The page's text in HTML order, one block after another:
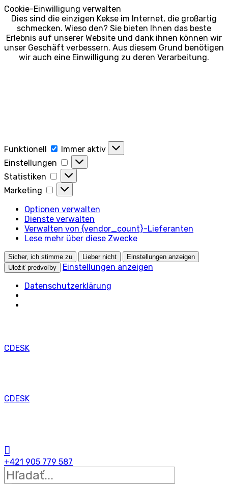
Cookie-Einwilligung verwalten
Dies sind die einzigen Kekse im Internet, die großartig
schmecken. Wieso den? Sie bieten Ihnen das beste
Erlebnis auf unserer Website und dank ihnen können wir
unser Geschäft verbessern. Aus diesem Grund benötigen
wir auch eine Einwilligung zu deren Verarbeitung.
Funktionell Funktionell
Immer aktiv
Einstellungen
Einstellungen
Statistiken
Statistiken
Marketing
Marketing
Optionen verwalten
Dienste verwalten
Verwalten von {vendor_count}-Lieferanten
Lese mehr über diese Zwecke
Sicher, ich stimme zu Lieber nicht
Einstellungen anzeigen
Uložiť predvoľby
Einstellungen anzeigen
Datenschutzerklärung
CDESK
CDESK
+421 905 779 587